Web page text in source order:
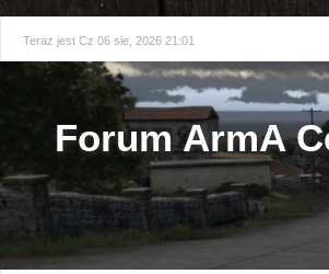
Teraz jest Cz 06 sie, 2026 21:01
Forum ArmA